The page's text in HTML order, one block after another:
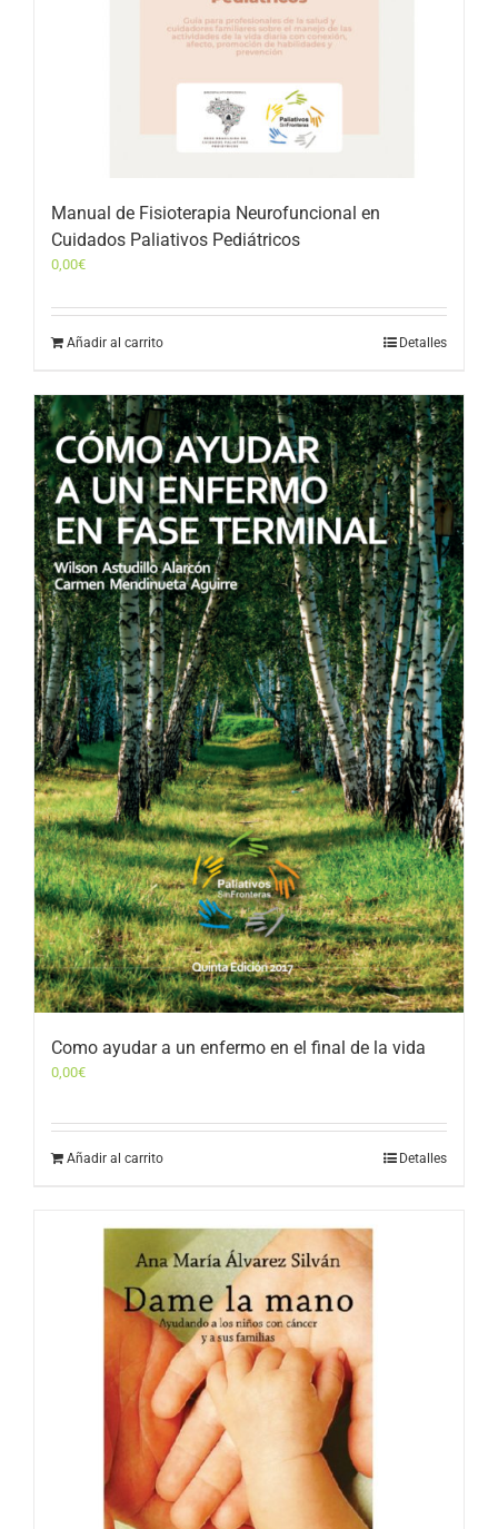
Manual de Fisioterapia Neurofuncional en
Cuidados Paliativos Pediátricos
0,00€
Añadir al carrito Detalles
Como ayudar a un enfermo en el final de la vida
0,00€
Añadir al carrito Detalles